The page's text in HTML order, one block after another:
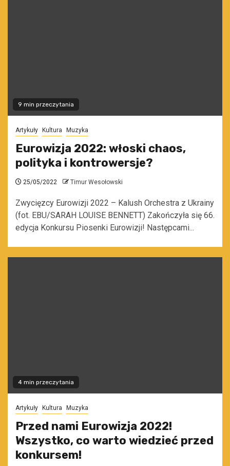
9 min przeczytania
Artykuły Kultura Muzyka
Eurowizja 2022: włoski chaos,
polityka i kontrowersje?
25/05/2022 Timur Wesołowski
Zwycięzcy Eurowizji 2022 – Kalush Orchestra z Ukrainy
(fot. EBU/SARAH LOUISE BENNETT) Zakończyła się 66.
edycja Konkursu Piosenki Eurowizji! Następcami...
4 min przeczytania
Artykuły Kultura Muzyka
Przed nami Eurowizja 2022!
Wszystko, co warto wiedzieć przed
konkursem!